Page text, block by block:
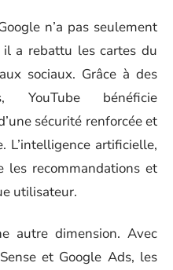
n’a pas seulement
a rebattu les cartes du
sociaux. Grâce à des
YouTube bénéficie
sécurité renforcée et
L’intelligence artificielle,
les recommandations et
utilisateur.
autre dimension. Avec
et Google Ads, les